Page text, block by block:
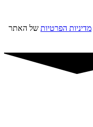
מדיניות הפרטיות של האתר